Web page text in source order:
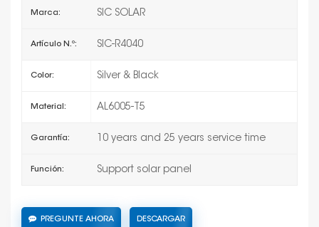
Marca: SIC SOLAR
Artículo N.º: SIC-R4040
Color: Silver & Black
Material: AL6005-T5
Garantía: 10 years and 25 years service time
Función: Support solar panel
PREGUNTE AHORA DESCARGAR